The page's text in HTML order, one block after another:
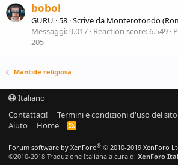
bobol
GURU ·58 ·Scrive da Monterotondo
Messaggi 9.017 Reaction score 6.549
205
Mantide religiosa
Italiano
Contattaci!
Termini e condizioni d'uso del sito
Aiuto
Home
R
Forum software by XenForo® © 2010-2019 XenForo
©2010-2018 Traduzione Italiana a cura di XenForo